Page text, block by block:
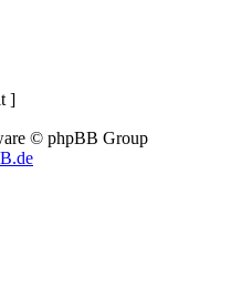
]
© phpBB Group